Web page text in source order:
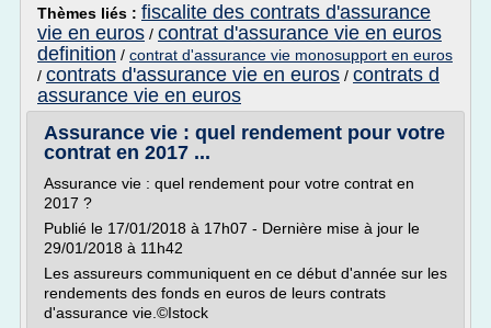
Thèmes liés : fiscalite des contrats d'assurance
vie en euros / contrat d'assurance vie en euros
definition / contrat d'assurance vie monosupport en euros
/ contrats d'assurance vie en euros / contrats d
assurance vie en euros
Assurance vie : quel rendement pour votre
contrat en 2017 ...
Assurance vie : quel rendement pour votre contrat en
2017 ?
Publié le 17/01/2018 à 17h07 - Dernière mise à jour le
29/01/2018 à 11h42
Les assureurs communiquent en ce début d'année sur les
rendements des fonds en euros de leurs contrats
d'assurance vie.©Istock